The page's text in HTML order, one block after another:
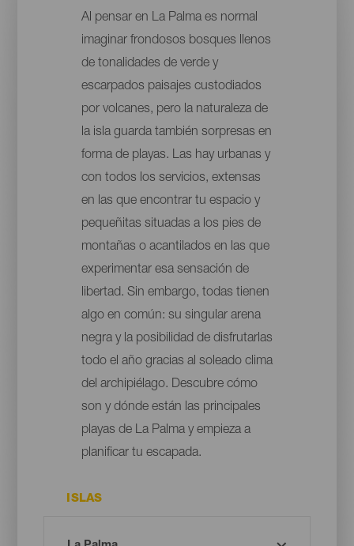
Al pensar en La Palma es normal
imaginar frondosos bosques llenos
de tonalidades de verde y
escarpados paisajes custodiados
por volcanes, pero la naturaleza de
la isla guarda también sorpresas en
forma de playas. Las hay urbanas y
con todos los servicios, extensas
en las que encontrar tu espacio y
pequeñitas situadas a los pies de
montañas o acantilados en las que
experimentar esa sensación de
libertad. Sin embargo, todas tienen
algo en común: su singular arena
negra y la posibilidad de disfrutarlas
todo el año gracias al soleado clima
del archipiélago. Descubre cómo
son y dónde están las principales
playas de La Palma y empieza a
planificar tu escapada.
ISLAS